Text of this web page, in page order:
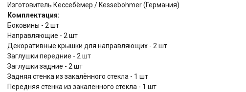
Изготовитель Кессебёмер / Kessebohmer (Германия)
Комплектация:
Боковины - 2 шт
Направляющие - 2 шт
Декоративные крышки для направляющих - 2 шт
Заглушки передние - 2 шт
Заглушки задние - 2 шт
Задняя стенка из закалённого стекла - 1 шт
Передняя стенка из закаленного стекла - 1 шт